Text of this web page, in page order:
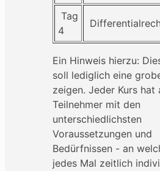
Tag
4
Ein Hinweis hierzu:
soll lediglich eine
zeigen. Jeder Kurs hat
Teilnehmer mit den
unterschiedlichsten
Voraussetzungen und
Bedürfnissen - an
jedes Mal zeitlich